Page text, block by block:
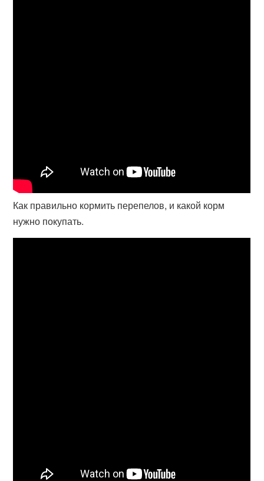
Как правильно кормить перепелов, и какой корм
нужно покупать.